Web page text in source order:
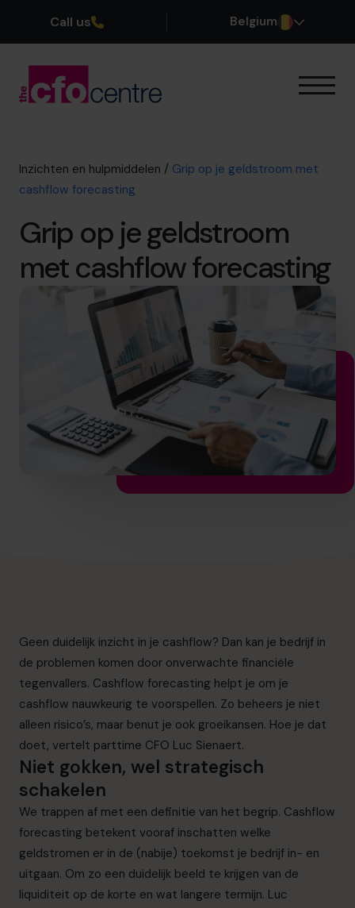
Call us Belgium
Onze CFO’s
Getuigenissen
Word lid van ons team
Plan een kennismakingsgesprek
03 808 8767
info.be@cfocentre.com
Inzichten en hulpmiddelen / Grip op je geldstroom met
cashflow forecasting
Grip op je geldstroom
met cashflow forecasting
Geen duidelijk inzicht in je cashflow? Dan kan je bedrijf in
de problemen komen door onverwachte financiële
tegenvallers. Cashflow forecasting helpt je om je
cashflow nauwkeurig te voorspellen. Zo beheers je niet
alleen risico’s, maar benut je ook groeikansen. Hoe je dat
doet, vertelt parttime CFO Luc Sienaert.
Niet gokken, wel strategisch
schakelen
We trappen af met een definitie van het begrip. Cashflow
forecasting betekent vooraf inschatten welke
geldstromen er in de (nabije) toekomst je bedrijf in- en
uitgaan. Om zo een duidelijk beeld te krijgen van de
liquiditeit op de korte en wat langere termijn. Luc